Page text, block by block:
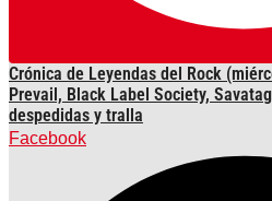
Crónica de Leyendas del Rock
Prevail, Black Label Society,
despedidas y tralla
Facebook